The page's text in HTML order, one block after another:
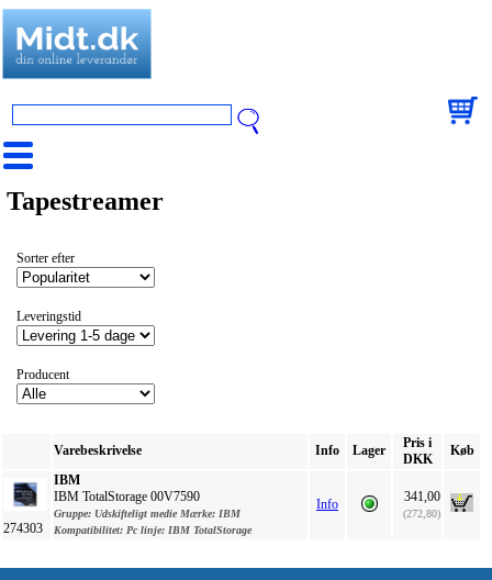
Tapestreamer
Sorter efter
Leveringstid
Producent
Varebeskrivelse Info Lager
Pris i
DKK
Køb
274303
IBM
IBM TotalStorage 00V7590
Gruppe: Udskifteligt medie Mærke: IBM
Kompatibilitet: Pc linje: IBM TotalStorage
Info 341,00
(272,80)